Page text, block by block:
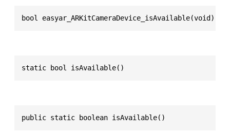
bool easyar_ARKitCameraDevice_isAvailable(void)
static bool isAvailable()
public static boolean isAvailable()